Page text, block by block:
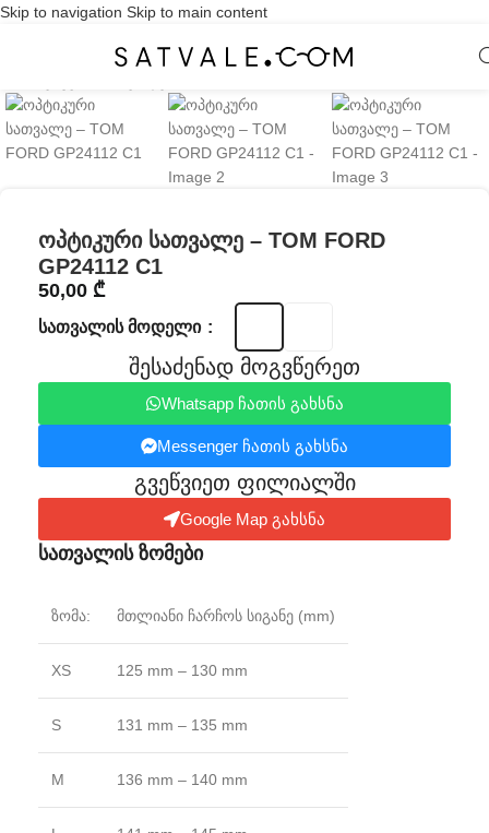
Skip to navigation Skip to main content
Click to enlarge
ოპტიკური სათვალე – TOM FORD
GP24112 C1
50,00 ₾
ᲡᲐᲗᲕᲐᲚᲘᲡ ᲛᲝᲓᲔᲚᲘ
შესაძენად მოგვწერეთ
Whatsapp ჩათის გახსნა
Messenger ჩათის გახსნა
გვეწვიეთ ფილიალში​
Google Map გახსნა
სათვალის ზომები
ზომა: მთლიანი ჩარჩოს სიგანე (mm)
XS 125 mm – 130 mm
S 131 mm – 135 mm
M 136 mm – 140 mm